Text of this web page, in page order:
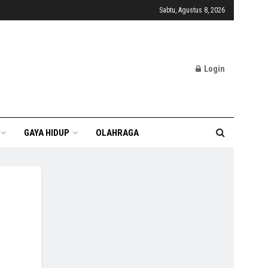
Sabtu, Agustus 8, 2026
Login
GAYA HIDUP OLAHRAGA